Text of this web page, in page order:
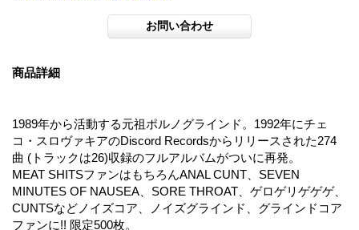
商品詳細
1989年から活動する元祖ポルノグラインド。1992年にチェ
コ・スロヴァキアのDiscord Recordsからリリースされた274
曲 (トラックは26)収録のフルアルバムがついに再発。
MEAT SHITSファンはもちろんANAL CUNT、SEVEN
MINUTES OF NAUSEA、SORE THROAT、ゲロゲリゲゲゲ、
CUNTSなどノイズコア、ノイズグラインド、グラインドコア
ファンに!! 限定500枚。